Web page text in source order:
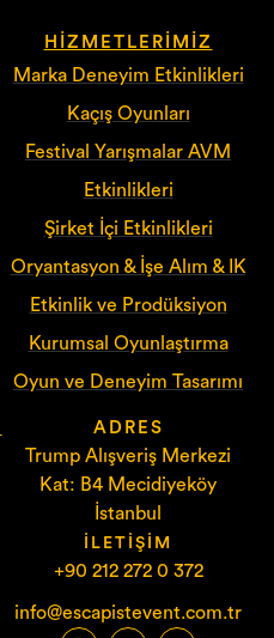
HIZMETLERIMIZ
Marka Deneyim Etkinlikleri
Kaçış Oyunları
Festival Yarışmalar AVM
Etkinlikleri
Şirket İçi Etkinlikleri
Oryantasyon & İşe Alım & IK
Etkinlik ve Prodüksiyon
Kurumsal Oyunlaştırma
Oyun ve Deneyim Tasarımı
ADRES
Trump Alışveriş Merkezi
Kat: B4 Mecidiyeköy
İstanbul
İLETIŞIM
+90 212 272 0 372
info@escapistevent.com.tr